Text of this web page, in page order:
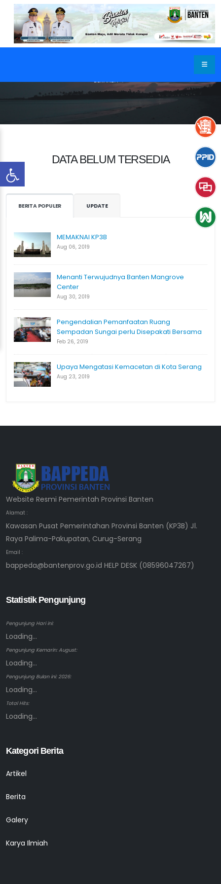
BERANDA
DATA BELUM TERSEDIA
BERITA POPULER UPDATE
MEMAKNAI KP3B
Aug 06, 2019
Menanti Terwujudnya Banten Mangrove
Center
Aug 30, 2019
Pengendalian Pemanfaatan Ruang
Sempadan Sungai perlu Disepakati Bersama
Feb 26, 2019
Upaya Mengatasi Kemacetan di Kota Serang
Aug 23, 2019
Website Resmi Pemerintah Provinsi Banten
Alamat :
Kawasan Pusat Pemerintahan Provinsi Banten (KP3B) Jl.
Raya Palima-Pakupatan, Curug-Serang
Email :
bappeda@bantenprov.go.id HELP DESK (08596047267)
Statistik Pengunjung
Pengunjung Hari ini:
Loading...
Pengunjung Kemarin: August:
Loading...
Pengunjung Bulan ini: 2026:
Loading...
Total Hits:
Loading...
Kategori Berita
Artikel
Berita
Galery
Karya Ilmiah